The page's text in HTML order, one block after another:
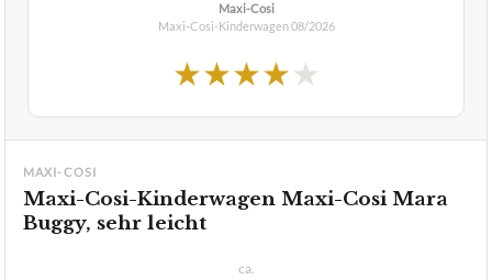
Maxi-Cosi
Maxi-Cosi-Kinderwagen08/2026
★★★★★
MAXI-COSI
Maxi-Cosi-Kinderwagen Maxi-Cosi Mara
Buggy, sehr leicht
ca.